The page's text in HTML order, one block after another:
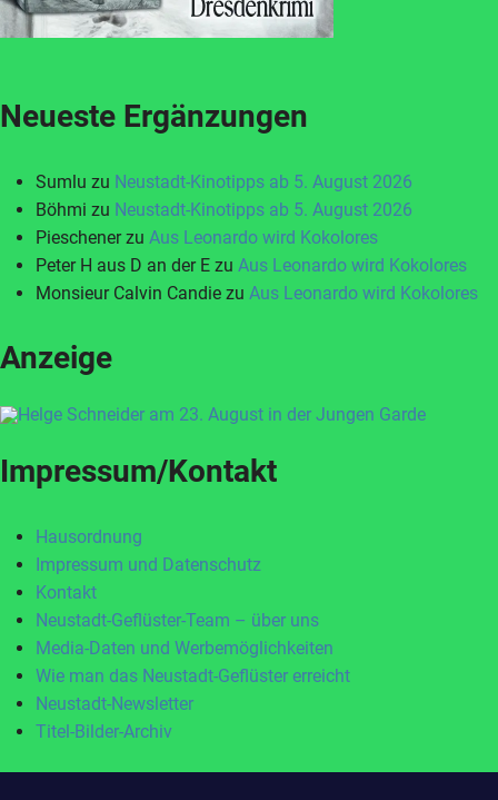
Neueste Ergänzungen
Sumlu zu Neustadt-Kinotipps ab 5. August 2026
Böhmi zu Neustadt-Kinotipps ab 5. August 2026
Pieschenerzu Aus Leonardo wird Kokolores
Peter H aus D an der E zu Aus Leonardo wird Kokolores
Monsieur Calvin Candie zu Aus Leonardo wird Kokolores
Anzeige
Impressum/Kontakt
Hausordnung
Impressum und Datenschutz
Kontakt
Neustadt-Geflüster-Team – über uns
Media-Daten und Werbemöglichkeiten
Wie man das Neustadt-Geflüster erreicht
Neustadt-Newsletter
Titel-Bilder-Archiv